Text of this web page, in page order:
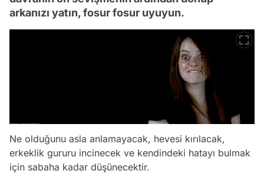
arkanızı yatın, fosur fosur uyuyun.
Ne olduğunu asla anlamayacak, hevesi kırılacak,
erkeklik gururu incinecek ve kendindeki hatayı bulmak
için sabaha kadar düşünecektir.